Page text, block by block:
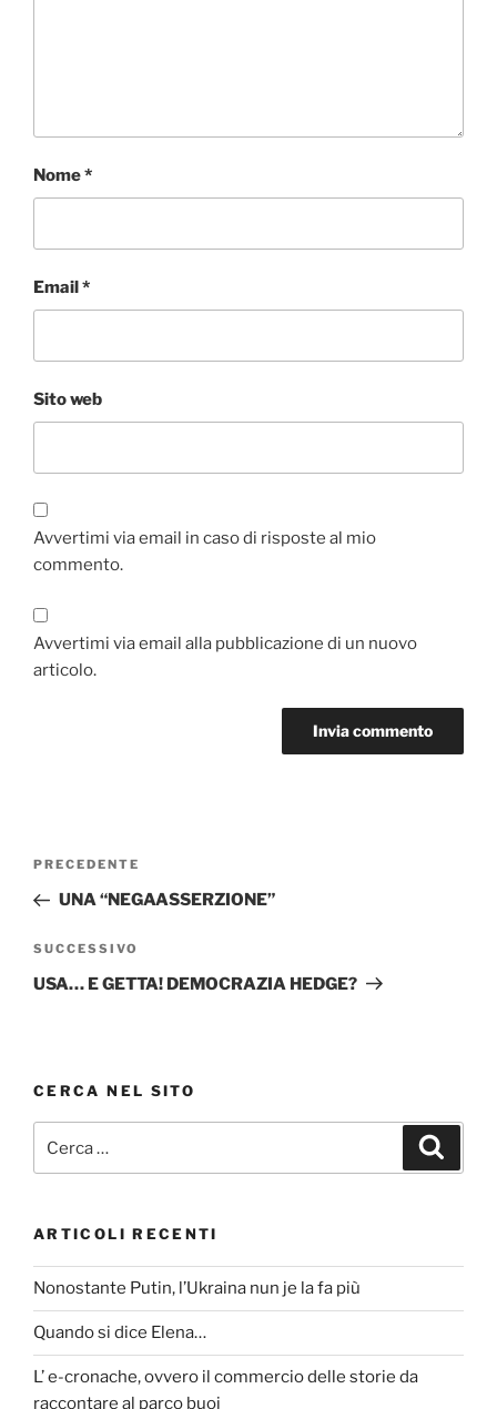
Nome*
Email*
Sito web
Avvertimi via email in caso di risposte al mio
commento.
Avvertimi via email alla pubblicazione di un nuovo
articolo.
Navigazione
Articolo
precedente:
PRECEDENTE
UNA “NEGAASSERZIONE”
Articolo
successivo
SUCCESSIVO
USA… E GETTA! DEMOCRAZIA HEDGE?
CERCA NEL SITO
ARTICOLI RECENTI
Nonostante Putin, l’Ukraina nun je la fa più
Quando si dice Elena…
L’ e-cronache, ovvero il commercio delle storie da
raccontare al parco buoi